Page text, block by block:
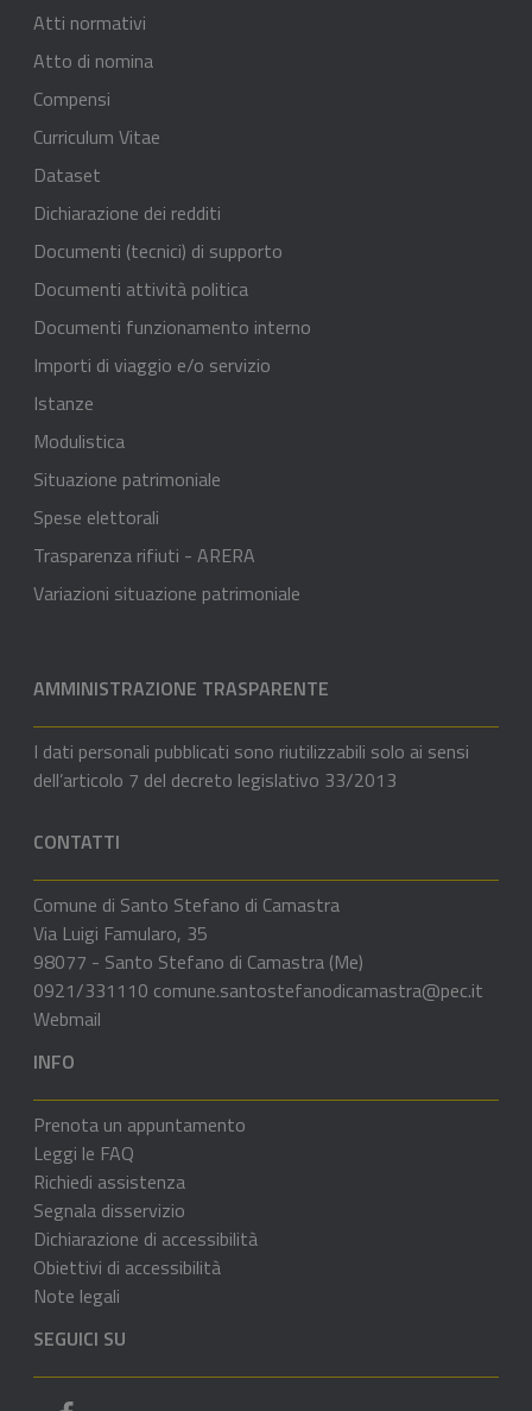
Atti normativi
Atto di nomina
Compensi
Curriculum Vitae
Dataset
Dichiarazione dei redditi
Documenti (tecnici) di supporto
Documenti attività politica
Documenti funzionamento interno
Importi di viaggio e/o servizio
Istanze
Modulistica
Situazione patrimoniale
Spese elettorali
Trasparenza rifiuti - ARERA
Variazioni situazione patrimoniale
AMMINISTRAZIONE TRASPARENTE
I dati personali pubblicati sono riutilizzabili solo ai sensi
dell’articolo 7 del decreto legislativo 33/2013
CONTATTI
Comune di Santo Stefano di Camastra
Via Luigi Famularo, 35
98077 - Santo Stefano di Camastra (Me)
0921/331110 comune.santostefanodicamastra@pec.it
Webmail
INFO
Prenota un appuntamento
Leggi le FAQ
Richiedi assistenza
Segnala disservizio
Dichiarazione di accessibilità
Obiettivi di accessibilità
Note legali
SEGUICI SU